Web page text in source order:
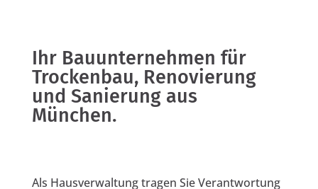
Ihr Bauunternehmen für
Trockenbau, Renovierung
und Sanierung aus
München.
Als Hausverwaltung tragen Sie Verantwortung